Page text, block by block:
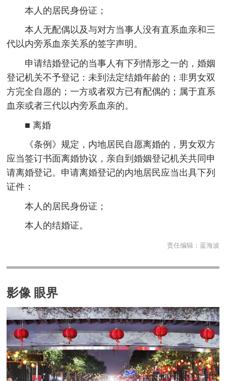
本人的居民身份证；
本人无配偶以及与对方当事人没有直系血亲和三
代以内旁系血亲关系的签字声明。
申请结婚登记的当事人有下列情形之一的，婚姻
登记机关不予登记：未到法定结婚年龄的；非男女双
方完全自愿的；一方或者双方已有配偶的；属于直系
血亲或者三代以内旁系血亲的。
■ 离婚
《条例》规定，内地居民自愿离婚的，男女双方
应当签订书面离婚协议，亲自到婚姻登记机关共同申
请离婚登记。申请离婚登记的内地居民应当出具下列
证件：
本人的居民身份证；
本人的结婚证。
责任编辑： 蓝海波
影像 眼界